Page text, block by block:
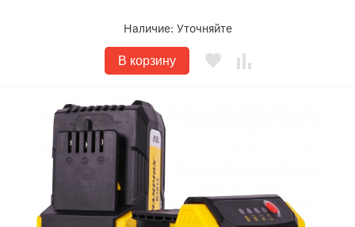
Наличие: Уточняйте
В корзину